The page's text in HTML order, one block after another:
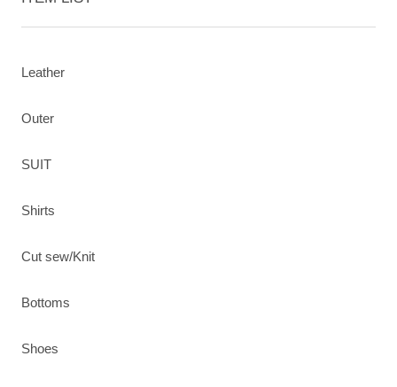
Leather
Outer
SUIT
Shirts
Cut sew/Knit
Bottoms
Shoes